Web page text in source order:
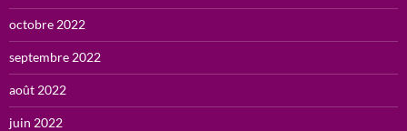
octobre 2022
septembre 2022
août 2022
juin 2022